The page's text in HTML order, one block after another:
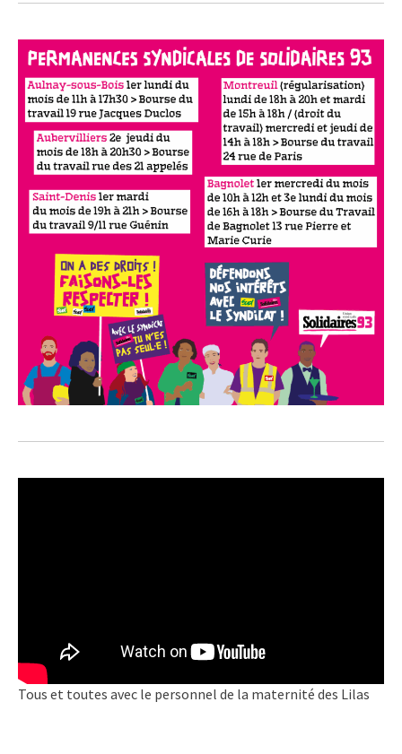
Tous et toutes avec le personnel de la maternité des Lilas